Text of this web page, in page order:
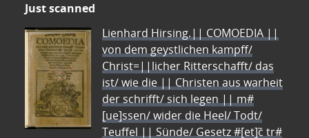
Just scanned
Lienhard Hirsing.|| COMOEDIA ||
von dem geystlichen kampff/
Christ=||licher Ritterschafft/ das
ist/ wie die || Christen aus warheit
der schrifft/ sich legen || m#
[ue]ssen/ wider die Heel/ Todt/
Teuffel || Sünde/ Gesetz #[et]c̃ tr#